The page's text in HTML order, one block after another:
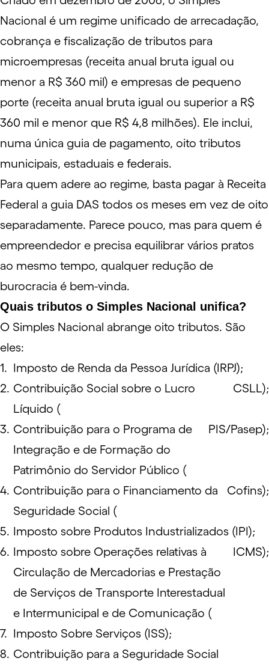
Nacional é um regime unificado de arrecadação,
cobrança e fiscalização de tributos para
microempresas (receita anual bruta igual ou
menor a R$ 360 mil) e empresas de pequeno
porte (receita anual bruta igual ou superior a R$
360 mil e menor que R$ 4,8 milhões). Ele inclui,
numa única guia de pagamento, oito tributos
municipais, estaduais e federais.
Para quem adere ao regime, basta pagar à Receita
Federal a guia DAS todos os meses em vez de oito
separadamente. Parece pouco, mas para quem é
empreendedor e precisa equilibrar vários pratos
ao mesmo tempo, qualquer redução de
burocracia é bem-vinda.
Quais tributos o Simples Nacional unifica?
O Simples Nacional abrange oito tributos. São
eles:
Imposto de Renda da Pessoa Jurídica (IRPJ);
Contribuição Social sobre o Lucro
Líquido (
CSLL);
Contribuição para o Programa de
Integração e de Formação do
Patrimônio do Servidor Público (
PIS/Pasep);
Contribuição para o Financiamento da
Seguridade Social (
Cofins);
Imposto sobre Produtos Industrializados (IPI);
Imposto sobre Operações relativas à
Circulação de Mercadorias e Prestação
de Serviços de Transporte Interestadual
e Intermunicipal e de Comunicação (
ICMS);
Imposto Sobre Serviços (ISS);
Contribuição para a Seguridade Social